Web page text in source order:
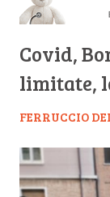
Covid,
limitate,
FERRUCCIO